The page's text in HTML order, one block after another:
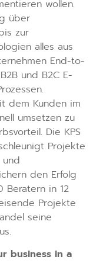
wollen.
über
zur
alles aus
End-to-
und B2C E-
dem Kunden im
umsetzen zu
Die KPS
Projekte
den Erfolg
Beratern in 12
Projekte
seine
business in a